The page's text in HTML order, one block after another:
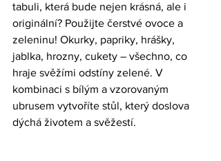
tabuli, která bude nejen krásná, ale i
originální? Použijte čerstvé ovoce a
zeleninu! Okurky, papriky, hrášky,
jablka, hrozny, cukety – všechno, co
hraje svěžími odstíny zelené. V
kombinaci s bílým a vzorovaným
ubrusem vytvoříte stůl, který doslova
dýchá životem a svěžestí.